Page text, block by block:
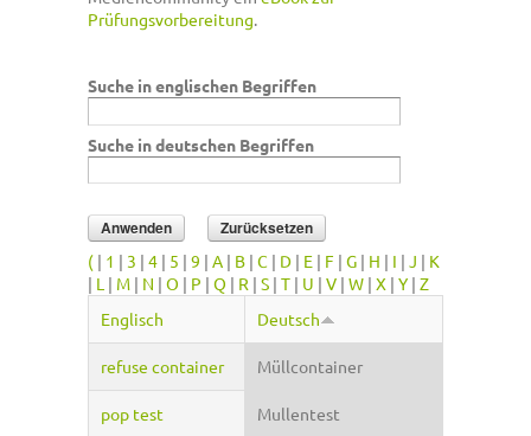
Prüfungsvorbereitung.
Suche in englischen Begriffen
Suche in deutschen Begriffen
( | 1 | 3 | 4 | 5 | 9 | A | B | C | D | E | F | G | H | I | J | K
| L | M | N | O | P | Q | R | S | T | U | V | W | X | Y | Z
Englisch
Deutsch
refuse container Müllcontainer
pop test Mullentest